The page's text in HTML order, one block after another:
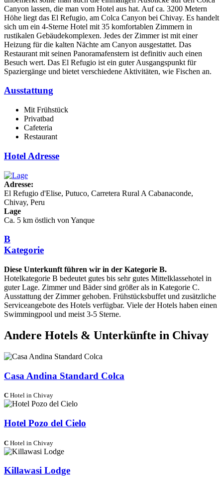
Canyon lassen, die man vom Hotel aus hat. Auf ca. 3200 Metern
Höhe liegt das El Refugio, am Colca Canyon bei Chivay. Es handelt
sich um ein 4-Sterne Hotel mit 35 komfortablen Zimmern in
rustikalen Gebäudekomplexen. Jedes der Zimmer ist mit einer
Heizung für die kalten Nächte am Canyon ausgestattet. Das
Restaurant mit seinen Panoramafenstern ist definitiv auch einen
Besuch wert. Das El Refugio ist ein guter Ausgangspunkt für
Spaziergänge und bietet verschiedene Aktivitäten, wie Fischen an.
Ausstattung
Mit Frühstück
Privatbad
Cafeteria
Restaurant
Hotel Adresse
Adresse:
El Refugio d'Elise, Putuco, Carretera Rural A Cabanaconde,
Chivay, Peru
Lage
Ca. 5 km östlich von Yanque
B
Kategorie
Diese Unterkunft führen wir in der Kategorie B.
Hotelkategorie B bedeutet gutes bis sehr gutes Mittelklassehotel in
guter Lage. Zimmer und Bäder sind größer als in Kategorie C.
Ausstattung der Zimmer gehoben. Frühstücksbuffet und zusätzliche
Serviceangebote des Hotels verfügbar. Viele der Hotels haben einen
Swimmingpool und meist 3-5 Sterne.
Andere Hotels & Unterkünfte in Chivay
Casa Andina Standard Colca
C Hotel in Chivay
Hotel Pozo del Cielo
C Hotel in Chivay
Killawasi Lodge